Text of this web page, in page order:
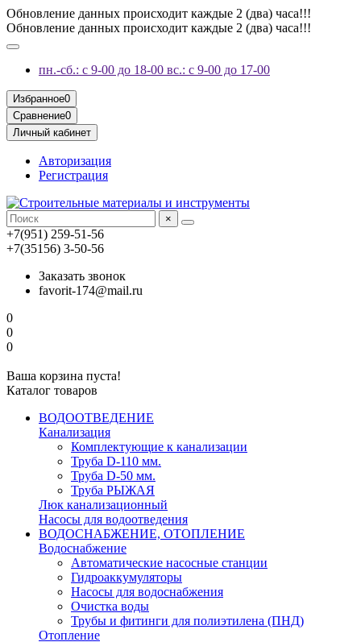
Обновление данных происходит каждые 2 (два) часа!!!
Обновление данных происходит каждые 2 (два) часа!!!
пн.-сб.: с 9-00 до 18-00 вс.: с 9-00 до 17-00
Избранное0
Сравнение0
Личный кабинет
Авторизация
Регистрация
×
+7(951) 259-51-56
+7(35156) 3-50-56
Заказать звонок
favorit-174@mail.ru
0
0
0
Ваша корзина пуста!
Каталог товаров
ВОДООТВЕДЕНИЕ
Канализация
Комплектующие к канализации
Труба D-110 мм.
Труба D-50 мм.
Труба РЫЖАЯ
Люк канализационный
Насосы для водоотведения
ВОДОСНАБЖЕНИЕ, ОТОПЛЕНИЕ
Водоснабжение
Автоматичеcкие насосные станции
Гидроаккумуляторы
Насосы для водоснабжения
Очистка воды
Трубы и фитинги для полиэтилена (ПНД)
Отопление